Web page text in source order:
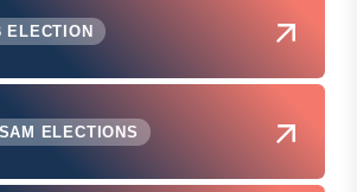
ELECTION
ELECTIONS